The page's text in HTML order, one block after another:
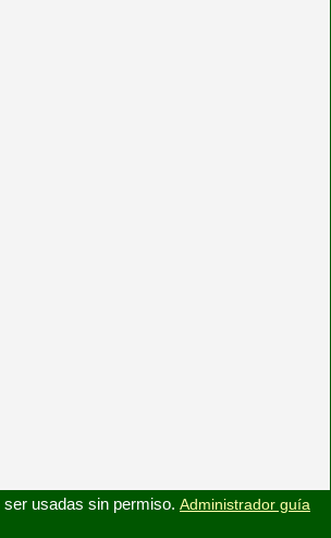
usadas sin permiso. Administrador guía